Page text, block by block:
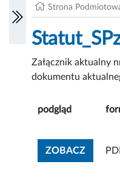
Strona
Załącznik aktualny
dokumentu
podgląd
ZOBACZ